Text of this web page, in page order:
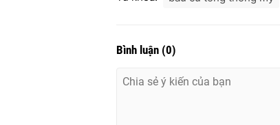
Bình luận (0)